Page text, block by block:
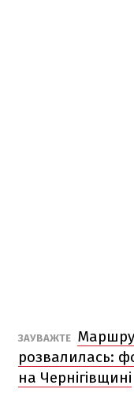
ЗАУВАЖТЕ
розвалилась:
на Чернігівщині